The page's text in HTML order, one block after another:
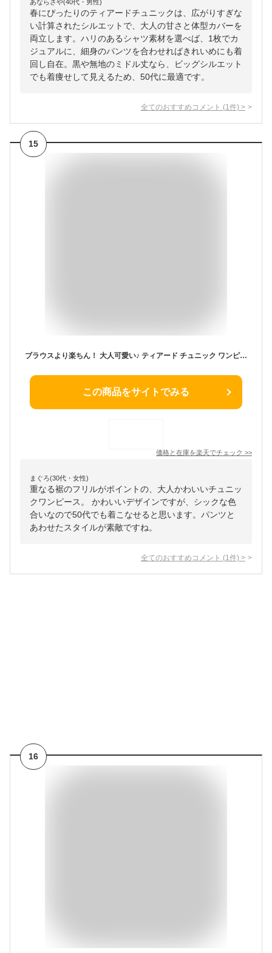
あならさや(40代・男性)
春にぴったりのティアードチュニックは、広がりすぎな
い計算されたシルエットで、大人の甘さと体型カバーを
両立します。ハリのあるシャツ素材を選べば、1枚でカ
ジュアルに、細身のパンツを合わせればきれいめにも着
回し自在。黒や無地のミドル丈なら、ビッグシルエット
でも着痩せして見えるため、50代に最適です。
全てのおすすめコメント (1 件) >
15
ブラウスより楽ちん！ 大人可愛い♪ ティアード チュニック ワンピース コットンカットソー ロング丈 長袖 ミニ レディース トップス フリル 秋冬 ゆったり tシャツ 大きめ 大きいサイズ マタニティ Aライン フレア ミニ丈 無地 段々 フリル メール便
この商品をサイトでみる
価格と在庫を楽天でチェック >>
まぐろ(30代・女性)
重なる裾のフリルがポイントの、大人かわいいチュニッ
クワンピース。 かわいいデザインですが、シックな色
合いなので50代でも着こなせると思います。パンツと
あわせたスタイルが素敵ですね。
全てのおすすめコメント (1 件) >
16